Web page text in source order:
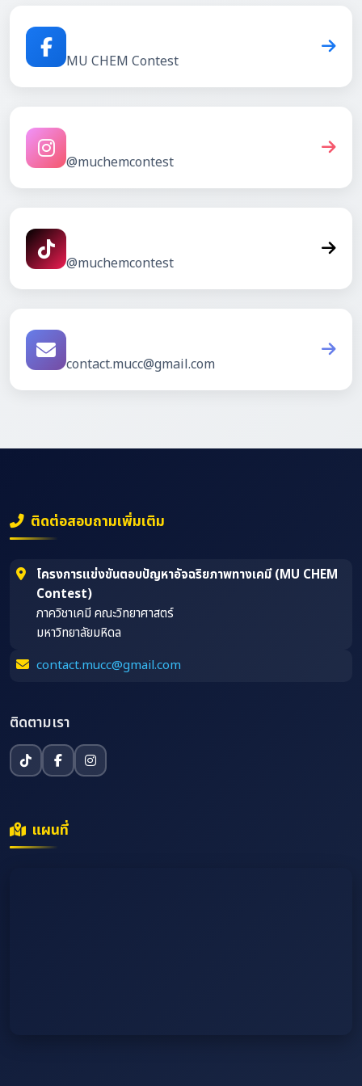
MU CHEM Contest
@muchemcontest
@muchemcontest
contact.mucc@gmail.com
ติดต่อสอบถามเพิ่มเติม
โครงการแข่งขันตอบปัญหาอัจฉริยภาพทางเคมี (MU CHEM
Contest)
ภาควิชาเคมี คณะวิทยาศาสตร์
มหาวิทยาลัยมหิดล
contact.mucc@gmail.com
ติดตามเรา
แผนที่